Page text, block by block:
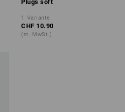
Plugs soft
1 Variante
CHF 10.90
(m. MwSt.)